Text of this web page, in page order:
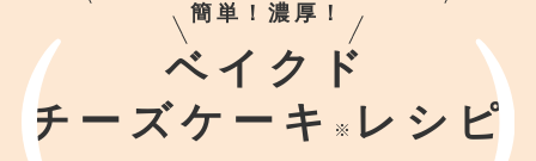
簡単！濃厚！
ベイクド
チーズケーキ
※ レシピ